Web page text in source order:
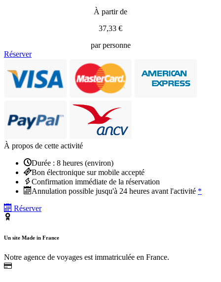
À partir de
37,33 €
par personne
Réserver
À propos de cette activité
Durée : 8 heures (environ)
Bon électronique sur mobile accepté
Confirmation immédiate de la réservation
Annulation possible jusqu'à 24 heures avant l'activité *
Réserver
Un site Made in France
Notre agence de voyages est immatriculée en France.